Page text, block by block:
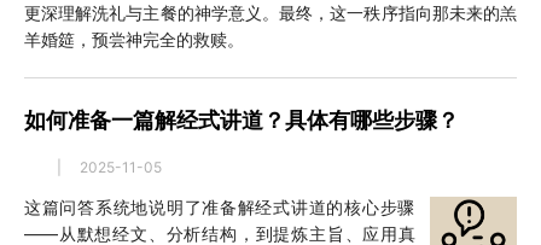
福音传讲与宣教
简体中文 正體中文
英语
西班牙语
葡萄牙语
乌兹别克语
达里语
波斯语
法语
罗马尼亚语
波兰语
越南语
意大利语
德语
韩语
柬埔寨语
更深理解洗礼与主餐的神学意义。最终，这一秩序指向那未来的羔
羊婚筵，预尝神完全的救赎。
如何准备一篇解经式讲道？具体有哪些步骤？
2025-11-05
这篇问答系统地说明了准备解经式讲道的核心步骤
——从默想经文、分析结构，到提炼主旨、应用真